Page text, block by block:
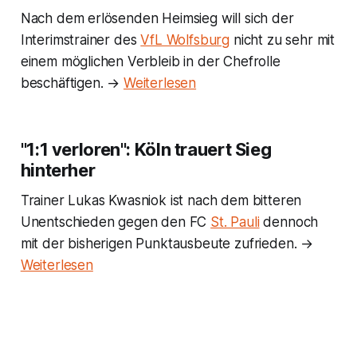
Nach dem erlösenden Heimsieg will sich der
Interimstrainer desVfL Wolfsburg nicht zu sehr mit
einem möglichen Verbleib in der Chefrolle
beschäftigen. → Weiterlesen
"1:1 verloren": Köln trauert Sieg
hinterher
Trainer Lukas Kwasniok ist nach dem bitteren
Unentschieden gegen den FC St. Paulidennoch
mit der bisherigen Punktausbeute zufrieden. →
Weiterlesen